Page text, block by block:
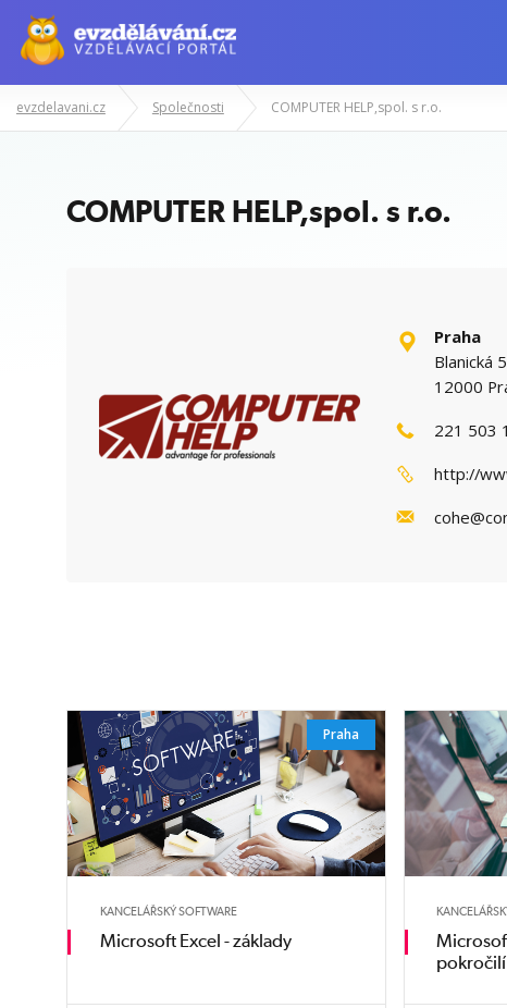
Manažerské kurzy Odborné znalosti
evzdelavani.cz Společnosti COMPUTER HELP,spol. s r.o.
COMPUTER HELP,spol. s r.o.
Praha
Blanická
12000
221 503
http://
Praha
KANCELÁŘSKÝ SOFTWARE
Microsoft Excel - základy
pokročilí